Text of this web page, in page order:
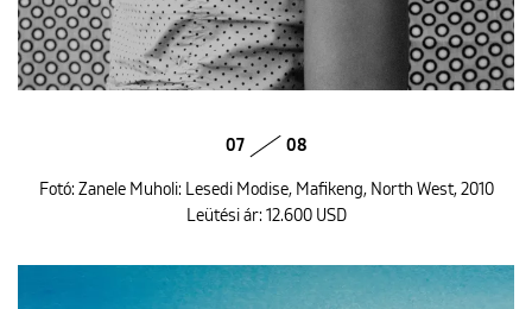
07 08
Fotó: Zanele Muholi: Lesedi Modise, Mafikeng, North West, 2010
Leütési ár: 12.600 USD